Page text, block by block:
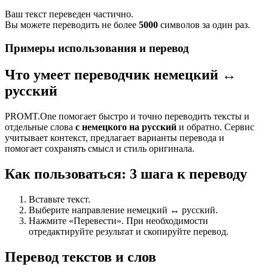
Ваш текст переведен частично.
Вы можете переводить не более 5000 символов за один раз.
Примеры использования и перевод
Что умеет переводчик немецкий ↔
русский
PROMT.One помогает быстро и точно переводить тексты и
отдельные слова с немецкого на русский и обратно. Сервис
учитывает контекст, предлагает варианты перевода и
помогает сохранять смысл и стиль оригинала.
Как пользоваться: 3 шага к переводу
Вставьте текст.
Выберите направление немецкий ↔ русский.
Нажмите «Перевести». При необходимости
отредактируйте результат и скопируйте перевод.
Перевод текстов и слов